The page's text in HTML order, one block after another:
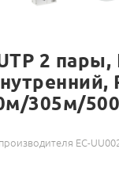
2 пары,
305м/
EC-